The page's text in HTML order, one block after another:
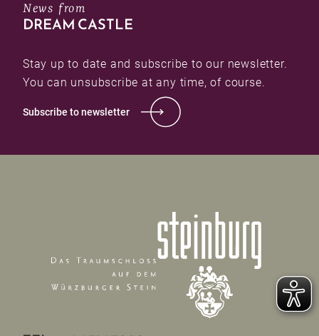
News from
DREAM CASTLE
Stay up to date and subscribe to our newsletter.
You can unsubscribe at any time, of course.
Subscribe to newsletter